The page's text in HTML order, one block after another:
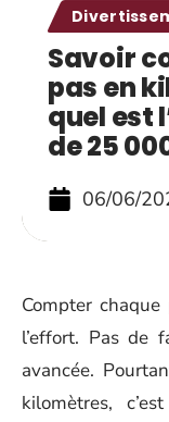
Savoir
pas en
quel est
de 25
06/06/
Compter
l’effort. Pas de
avancée.
kilomètres,